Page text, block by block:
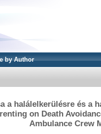
by Author
a halálelkerülésre és a
on Death
Ambulance Crew